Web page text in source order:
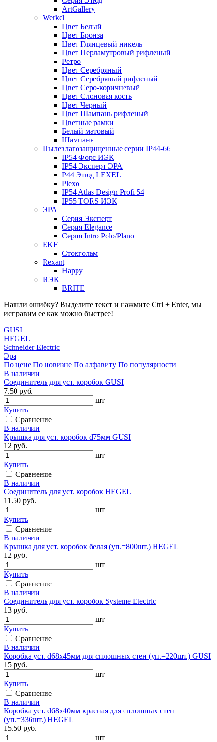
ArtGallery
Werkel
Цвет Белый
Цвет Бронза
Цвет Глянцевый никель
Цвет Перламутровый рифленый
Ретро
Цвет Серебряный
Цвет Серебряный рифленый
Цвет Серо-коричневый
Цвет Слоновая кость
Цвет Черный
Цвет Шампань рифленый
Цветные рамки
Белый матовый
Шампань
Пылевлагозащищенные серии IP44-66
IP54 Форс ИЭК
IP54 Эксперт ЭРА
P44 Этюд LEXEL
Plexo
IP54 Atlas Design Profi 54
IP55 TORS ИЭК
ЭРА
Серия Эксперт
Серия Elegance
Серия Intro Polo/Plano
EKF
Стокгольм
Rexant
Happy
ИЭК
BRITE
Нашли ошибку? Выделите текст и нажмите Ctrl + Enter, мы
исправим ее как можно быстрее!
GUSI
HEGEL
Schneider Electric
Эра
По цене По новизне По алфавиту По популярности
В наличии
Соединитель для уст. коробок GUSI
7.50 руб.
шт
Купить
Сравнение
В наличии
Крышка для уст. коробок d75мм GUSI
12 руб.
шт
Купить
Сравнение
В наличии
Соединитель для уст. коробок HEGEL
11.50 руб.
шт
Купить
Сравнение
В наличии
Крышка для уст. коробок белая (уп.=800шт.) HEGEL
12 руб.
шт
Купить
Сравнение
В наличии
Соединитель для уст. коробок Systeme Electric
13 руб.
шт
Купить
Сравнение
В наличии
Коробка уст. d68х45мм для сплошных стен (уп.=220шт.) GUSI
15 руб.
шт
Купить
Сравнение
В наличии
Коробка уст. d68х40мм красная для сплошных стен
(уп.=336шт.) HEGEL
15.50 руб.
шт